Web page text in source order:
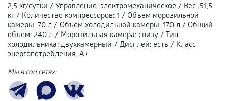
2,5 кг/сутки / Управление: электромеханическое / Вес: 51,5
кг / Количество компрессоров: 1 / Объем морозильной
камеры: 70 л / Объем холодильной камеры: 170 л / Общий
объем: 240 л / Морозильная камера: снизу / Тип
холодильника: двухкамерный / Дисплей: есть / Класс
энергопотребления: А+
Мы в соц сетях: